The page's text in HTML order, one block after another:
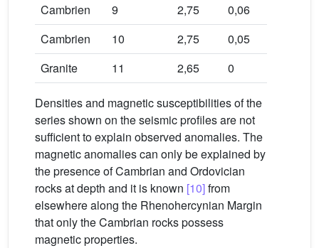
Cambrien
9 2,75
0,06
Cambrien
10 2,75
0,05
Granite
11 2,65 0
Densities and magnetic susceptibilities of the
series shown on the seismic profiles are not
sufficient to explain observed anomalies. The
magnetic anomalies can only be explained by
the presence of Cambrian and Ordovician
rocks at depth and it is known [10]from
elsewhere along the Rhenohercynian Margin
that only the Cambrian rocks possess
magnetic properties.